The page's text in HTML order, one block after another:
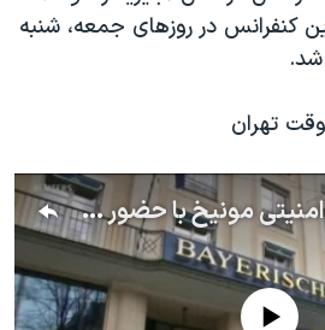
کنفرانس در روزهای جمعه، شنبه
شد.
نگاهی به کنفرانس امنیتی مونیخ با حضور رهبران سیاسی و نظامی جهان؛ تمرکز این نشست روی چیست
No media source